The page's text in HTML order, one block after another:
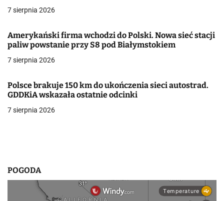
j
a
w
i
s
7 sierpnia 2026
Amerykański firma wchodzi do Polski. Nowa sieć stacji
paliw powstanie przy S8 pod Białymstokiem
7 sierpnia 2026
Polsce brakuje 150 km do ukończenia sieci autostrad.
GDDKiA wskazała ostatnie odcinki
7 sierpnia 2026
POGODA